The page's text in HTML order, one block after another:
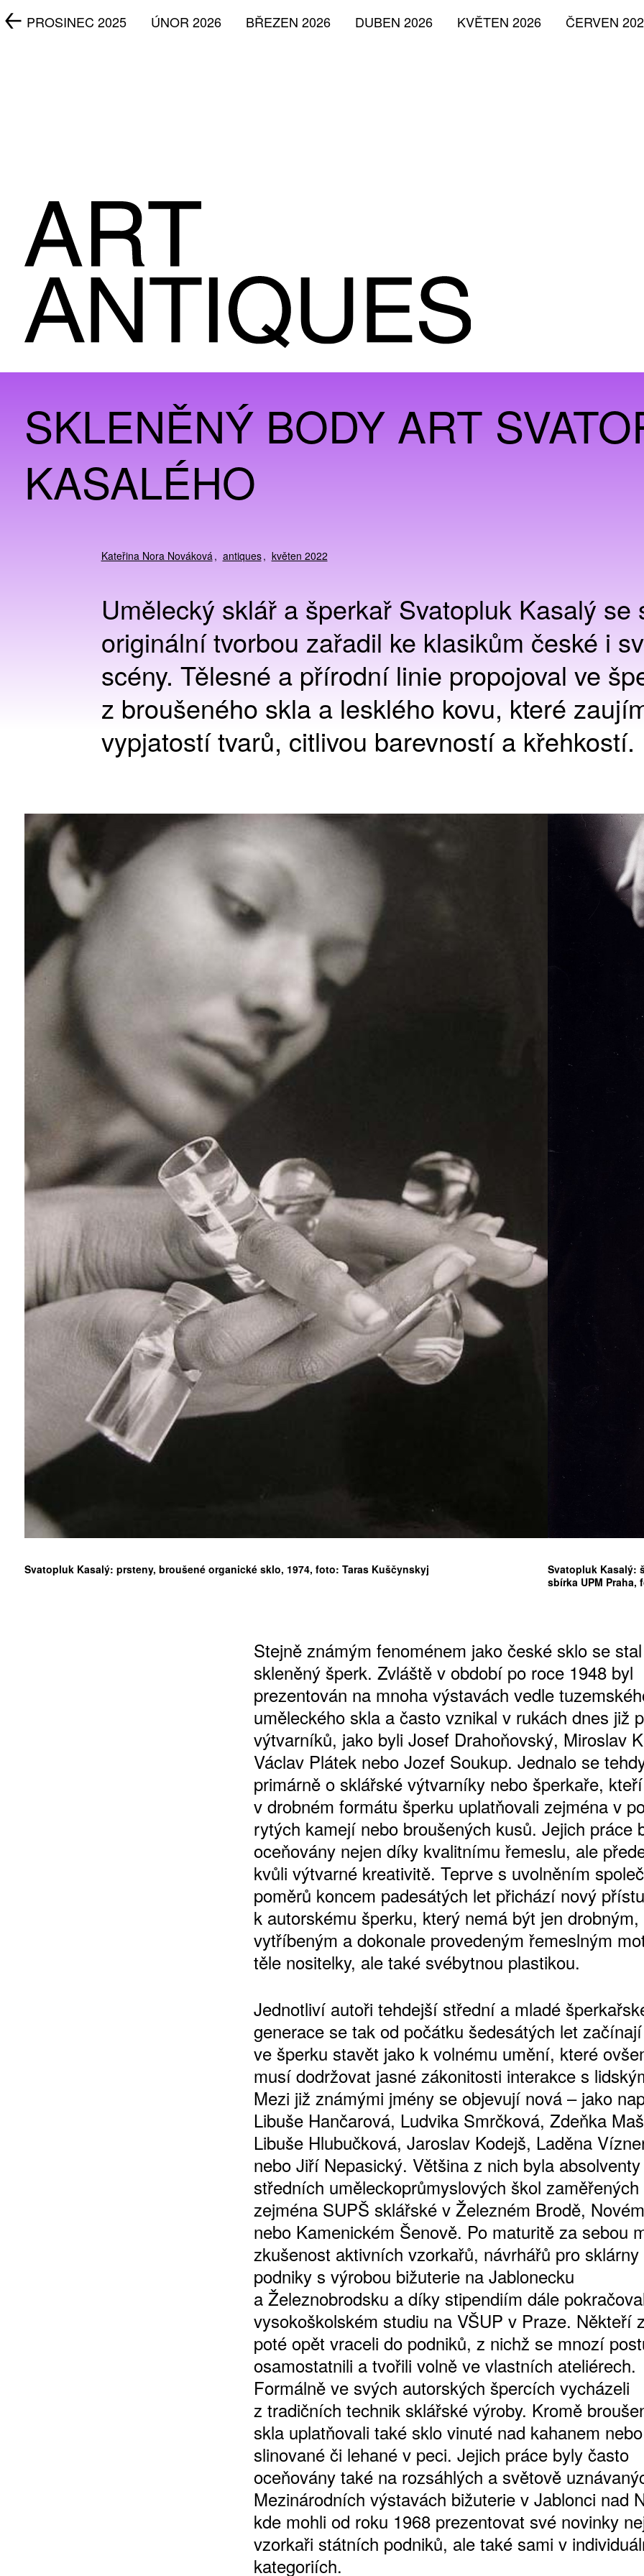
ČERVEN
KVĚTEN 2026
DUBEN 2026
BŘEZEN 2026
ÚNOR 2026
PROSINEC 2025
SKLENĚNÝ BODY ART
KASALÉHO
Kateřina Nora Nováková antiques květen 2022
Umělecký sklář a šperkař Svatopluk Kasalý se
originální tvorbou zařadil ke klasikům české i
scény. Tělesné a přírodní linie propojoval ve
z broušeného skla a lesklého kovu, které
vypjatostí tvarů, citlivou barevností a křehkostí.
Svatopluk Kasalý: prsteny, broušené organické sklo, 1974, foto: Taras Kuščynskyj
Svatopluk Kasalý:
sbírka UPM
Stejně známým fenoménem jako české sklo se
skleněný šperk. Zvláště v období po roce 1948 byl
prezentován na mnoha výstavách vedle
uměleckého skla a často vznikal v rukách dnes již
výtvarníků, jako byli Josef Drahoňovský, Miroslav
Václav Plátek nebo Jozef Soukup. Jednalo se
primárně o sklářské výtvarníky nebo šperkaře,
v drobném formátu šperku uplatňovali zejména v
rytých kamejí nebo broušených kusů. Jejich práce
oceňovány nejen díky kvalitnímu řemeslu, ale
kvůli výtvarné kreativitě. Teprve s uvolněním
poměrů koncem padesátých let přichází nový
k autorskému šperku, který nemá být jen drobným,
vytříbeným a dokonale provedeným řemeslným
těle nositelky, ale také svébytnou plastikou.
Jednotliví autoři tehdejší střední a mladé
generace se tak od počátku šedesátých let
ve šperku stavět jako k volnému umění, které
musí dodržovat jasné zákonitosti interakce s
Mezi již známými jmény se objevují nová – jako
Libuše Hančarová, Ludvika Smrčková, Zdeňka
Libuše Hlubučková, Jaroslav Kodejš, Laděna
nebo Jiří Nepasický. Většina z nich byla absolventy
středních uměleckoprůmyslových škol zaměřených
zejména SUPŠ sklářské v Železném Brodě,
nebo Kamenickém Šenově. Po maturitě za sebou
zkušenost aktivních vzorkařů, návrhářů pro sklárny
podniky s výrobou bižuterie na Jablonecku
a Železnobrodsku a díky stipendiím dále
vysokoškolském studiu na VŠUP v Praze. Někteří
poté opět vraceli do podniků, z nichž se mnozí
osamostatnili a tvořili volně ve vlastních ateliérech.
Formálně ve svých autorských špercích vycházeli
z tradičních technik sklářské výroby. Kromě
skla uplatňovali také sklo vinuté nad kahanem
slinované či lehané v peci. Jejich práce byly často
oceňovány také na rozsáhlých a světově
Mezinárodních výstavách bižuterie v Jablonci nad
kde mohli od roku 1968 prezentovat své novinky
vzorkaři státních podniků, ale také sami v
kategoriích.
ZÍSKEJTE
ROČNÍ PŘEDPLATNÉ
ZA 1100 KČ
10 TIŠTĚNÝCH ČÍSEL
365 DNÍ ONLINE VERZE
ČLENSKÁ KARTA ARTCARD
KOUPIT PŘEDPLATNÉ